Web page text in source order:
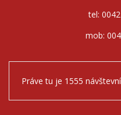
tel:
mob:
Práve tu je 1555